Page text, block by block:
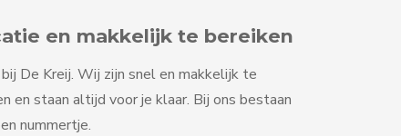
en makkelijk te bereiken
De Kreij. Wij zijn snel en makkelijk te
en staan altijd voor je klaar. Bij ons bestaan
nummertje.